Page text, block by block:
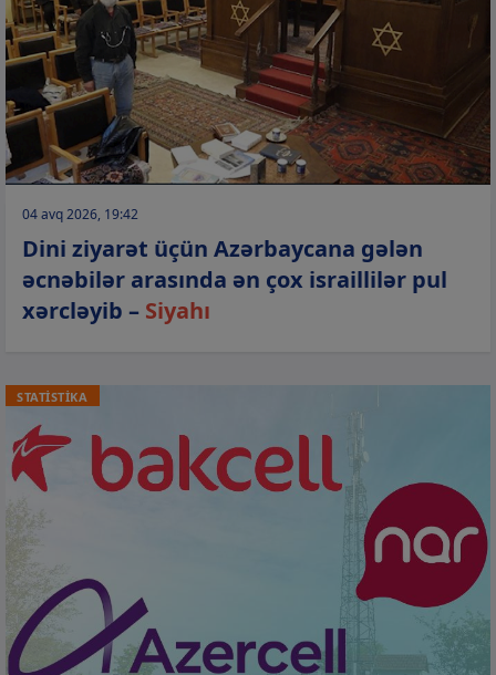
04 avq 2026, 19:42
Dini ziyarət üçün Azərbaycana gələn
əcnəbilər arasında ən çox israillilər pul
xərcləyib – Siyahı
STATİSTİKA